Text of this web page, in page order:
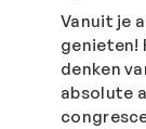
Vanuit je
genieten!
denken
absolute